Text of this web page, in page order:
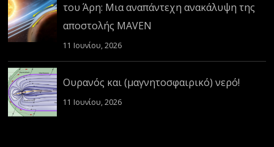
του Άρη: Μια αναπάντεχη ανακάλυψη της
αποστολής MAVEN
11 Ιουνίου, 2026
Ουρανός και (μαγνητοσφαιρικό) νερό!
11 Ιουνίου, 2026